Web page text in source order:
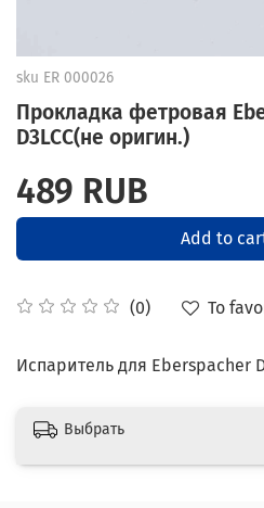
sku ER 000026
Прокладка фетровая
D3LCC(не оригин.)
(0) To
489 RUB
Add to
Испаритель для Eberspacher
Выбрать